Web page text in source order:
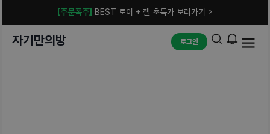
[주문폭주] BEST 토이 + 젤 초특가 보러가기 >
자기만의방 로그인